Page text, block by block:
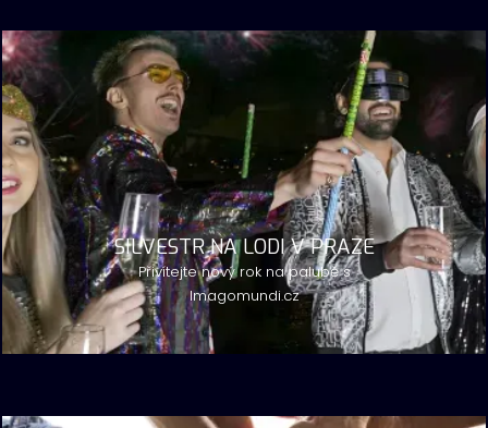
SILVESTR NA LODI V PRAZE
Přivítejte nový rok na palubě s
Imagomundi.cz